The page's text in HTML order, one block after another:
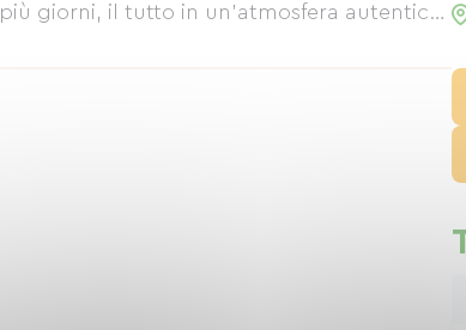
giorni, il tutto in un'atmosfera autentica